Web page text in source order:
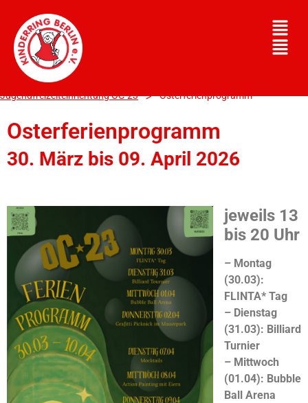
kinderring-berlin.de
Jugendfreizeiteinrichtung OC-23 > Osterferienprogramm
Osterferienprogramm
30. März bis 09. April 2026
jeweils 13
bis 20 Uhr
– Montag
(30.03):
FLINTA* Tag
– Dienstag
(31.03): Billiard
Turnier
– Mittwoch
(01.04): Bubble
Ball Arena